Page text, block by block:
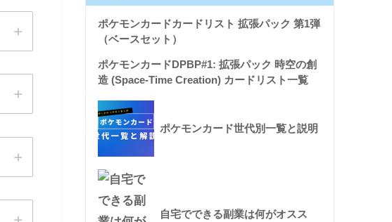
ポケモンカードカードリスト 拡張パック 第1弾
（ベースセット）
ポケモンカードDPBP#1: 拡張パック 時空の創
造 (Space-Time Creation) カードリスト一覧
ポケモンカード世代別一覧と説明
自宅でできる副業は何がオスス